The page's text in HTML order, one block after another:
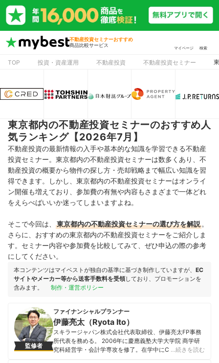
不動産投資セミナーおすすめ
商品比較サービス
マイページ 検索
TOP 投資・資産運用 不動産投資 不動産投資セミナー
東京都内の不動産投資セミナーのおすすめ人
気ランキング【2026年7月】
不動産投資の最新情報の入手や基本的な知識を学習できる不動産
投資セミナー。東京都内の不動産投資セミナーは数多くあり、不
動産投資の概要から物件の探し方・売却戦略まで幅広い知識を習
得できます。しかし、東京都内の不動産投資セミナーはオンライ
ン開催も増えており、参加費の有無や内容もさまざまで一体どれ
をえらべばいいか迷ってしまいますよね。
そこで今回は、 東京都内の不動産投資セミナーの選び方を解説 。
さらに、おすすめの東京都内の不動産投資セミナーをご紹介しま
す。セミナー内容や参加費を比較してみて、ぜひ申込の際の参考
にしてください。
本コンテンツはマイベストが独自の基準に基づき制作していますが、 EC
サイトやメーカー等から送客手数料を受領しており、プロモーションを
含みます。
制作・運営ポリシー
監修者
ファイナンシャルプランナー
伊藤亮太（Ryota Ito）
スキラージャパン株式会社代表取締役、伊藤亮太FP事務
所代表を務める。 2006年に慶應義塾大学大学院 商学研
究科経営学・会計学専攻を修了。在学中にCFP®資格を取
…続きを読む